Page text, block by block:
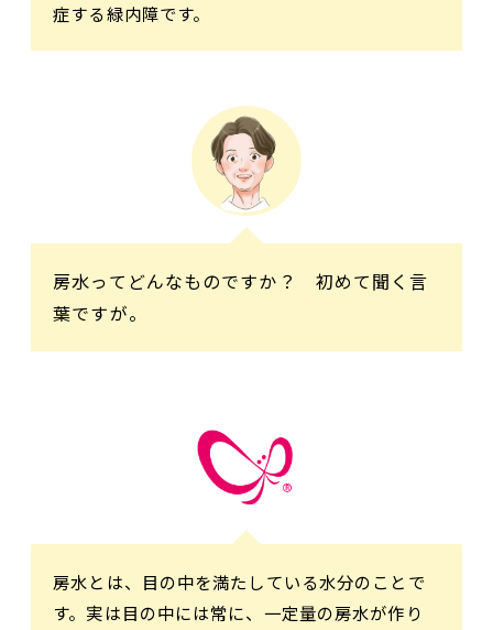
症する緑内障です。
房水ってどんなものですか？ 初めて聞く言
葉ですが。
房水とは、目の中を満たしている水分のことで
す。実は目の中には常に、一定量の房水が作り